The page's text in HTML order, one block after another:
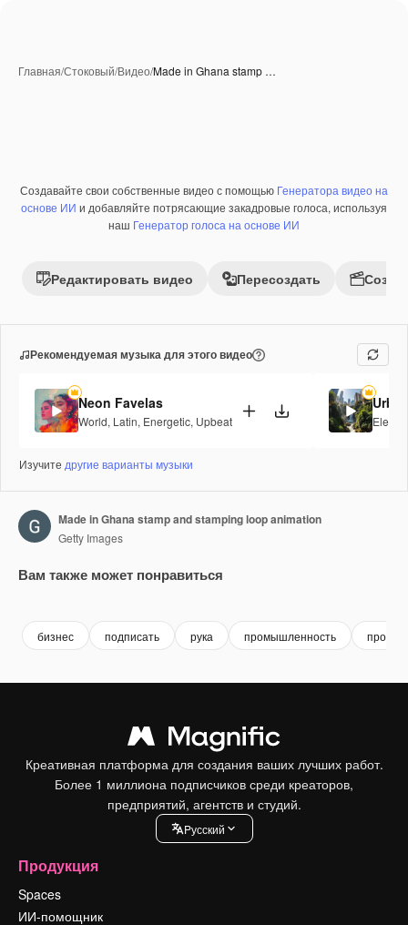
Главная/Стоковый/Видео/Made in Ghana stamp …
Премиум
Создавайте свои собственные видео с помощью Генератора видео на
основе ИИ и добавляйте потрясающие закадровые голоса, используя
наш Генератор голоса на основе ИИ
Редактировать видео Пересоздать
Рекомендуемая музыка для этого видео
Neon Favelas
World, Latin, Energetic, Upbeat
Изучите другие варианты музыки
Made in Ghana stamp and stamping loop animation
Getty Images
Вам также может понравиться
бизнес подписать рука промышленность
Креативная платформа для создания ваших лучших работ.
Более 1 миллиона подписчиков среди креаторов,
предприятий, агентств и студий.
Pусский
Продукция
Spaces
ИИ-помощник